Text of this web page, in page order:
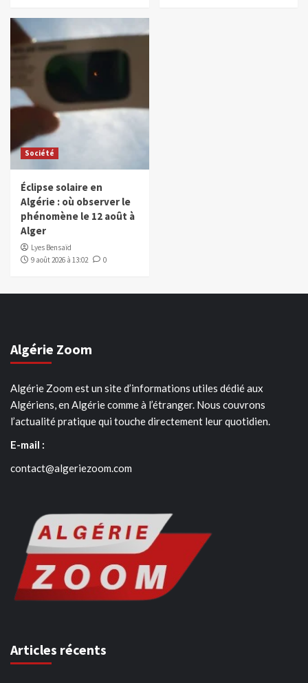
Société
Éclipse solaire en
Algérie : où observer le
phénomène le 12 août à
Alger
Lyes Bensaïd
9 août 2026 à 13:02
0
Algérie Zoom
Algérie Zoom est un site d’informations utiles dédié aux
Algériens, en Algérie comme à l’étranger. Nous couvrons
l’actualité pratique qui touche directement leur quotidien.
E-mail :
contact@algeriezoom.com
Articles récents